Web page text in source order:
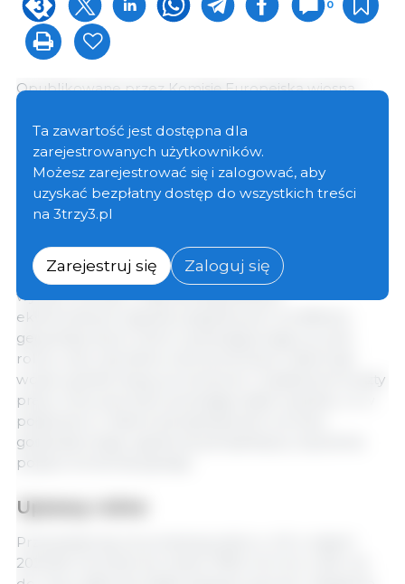
0
Opublikowane przez Komisję Europejską wiosną
perspektywicznego dla rynków rolnych UE
przedstawia najnowsze trendy i perspektywy dla
kluczowych rynków rolnych. Od czasu ostatniej
krótkoterminowej prognozy (jesień 2023 r.) i pomimo
pewnych korzystnych, ale ograniczonych zmian w
pasz dla zwierząt, znacznie przekraczają poziomy
sprzed pandemii COVID-19. Niepewność rolników
wynika również z nieprzewidywalnych
ekstremalnych zjawisk pogodowych, konfliktów
geopolitycznych, które wywierają presję na rynki
rolne, oraz czynników ekonomicznych, takich jak
wciąż wysokie stopy procentowe i zwiększone koszty
pracy. Ceny żywności pozostają nadal wysokie, co w
połączeniu z niskimi perspektywami wzrostu
gospodarczego ogranicza perspektywy ożywienia
popytu konsumpcyjnego.
Uprawy rolne
Przewiduje się, że produkcja zbóż w UE w latach
2024/25 wzrośnie do około 278,5 mln ton (+3% rok
Ta zawartość jest dostępna dla
zarejestrowanych użytkowników.
Możesz zarejestrować się i zalogować, aby
uzyskać bezpłatny dostęp do wszystkich treści
na 3trzy3.pl
Zarejestruj się Zaloguj się